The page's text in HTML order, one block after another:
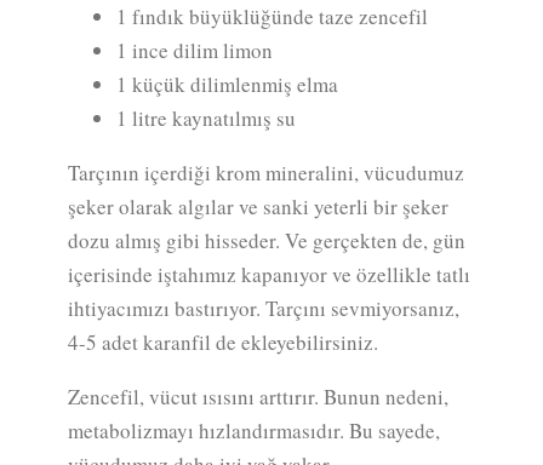
1 fındık büyüklüğünde taze zencefil
1 ince dilim limon
1 küçük dilimlenmiş elma
1 litre kaynatılmış su
Tarçının içerdiği krom mineralini, vücudumuz
şeker olarak algılar ve sanki yeterli bir şeker
dozu almış gibi hisseder. Ve gerçekten de, gün
içerisinde iştahımız kapanıyor ve özellikle tatlı
ihtiyacımızı bastırıyor. Tarçını sevmiyorsanız,
4-5 adet karanfil de ekleyebilirsiniz.
Zencefil, vücut ısısını arttırır. Bunun nedeni,
metabolizmayı hızlandırmasıdır. Bu sayede,